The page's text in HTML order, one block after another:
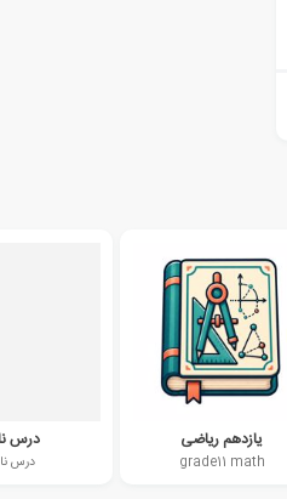
یازدهم ریاضی
grade11 math
درس
درس